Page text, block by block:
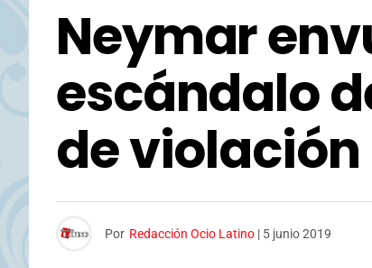
Neymar
escándalo
de violación
Por Redacción Ocio Latino | 5 junio 2019